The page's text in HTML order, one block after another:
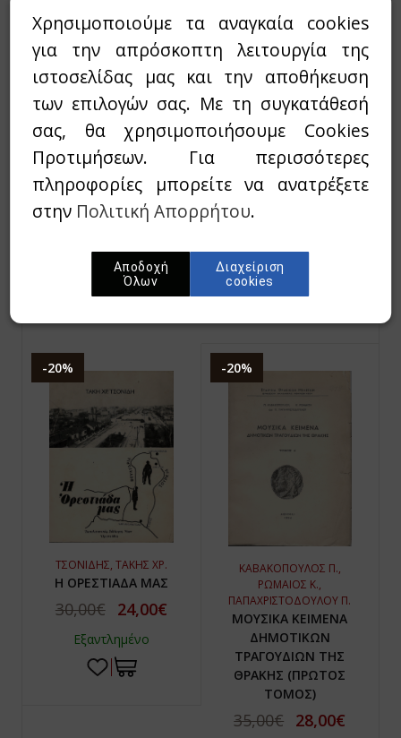
ΠΑΠΑΔΟΠΟΥΛΟΣ,
ΣΤΡΑΤΗΣ
ΔΙΔΥΜΟΤΕΙΧΟ
ΙΣΤΟΡΙΑ - ΜΝΗΜΕΙΑ -
ΠΟΛΙΤΙΣΜΟΣ
37,00€ 29,60€
Εξαντλημένο
ΣΑΚΕΛΛΑΡΙΑΔΗΣ,
ΣΠΗΛΙΟΣ Χ.
ΠΟΛΕΙΣ ΚΑΙ ΘΕΣΜΙΑ
ΘΡΑΚΗΣ ΚΑΙ ΙΩΝΙΑΣ
ΕΝ ΤΗ ΑΡΧΑΙΟΤΗΤΙ
(ΠΡΩΤΟΣ ΤΟΜΟΣ)
ΜΕΤΑ ΓΕΩΓΡΑΦΙΚΗΣ
ΚΑΙ ΙΣΤΟΡΙΚΗΣ
ΕΠΙΣΚΟΠΗΣΕΩΣ ΚΑΙ
ΠΑΡΑΡΤΗΜΑΤΟΣ
ΤΩΝ ΚΥΡΙΩΤΕΡΩΝ
45,00€ 36,00€
Εξαντλημένο
-20%
ΤΣΟΝΙΔΗΣ, ΤΑΚΗΣ ΧΡ.
Η ΟΡΕΣΤΙΑΔΑ ΜΑΣ
30,00€ 24,00€
Εξαντλημένο
-20%
ΚΑΒΑΚΟΠΟΥΛΟΣ Π.,
ΡΩΜΑΙΟΣ Κ.,
ΠΑΠΑΧΡΙΣΤΟΔΟΥΛΟΥ Π.
ΜΟΥΣΙΚΑ ΚΕΙΜΕΝΑ
ΔΗΜΟΤΙΚΩΝ
ΤΡΑΓΟΥΔΙΩΝ ΤΗΣ
ΘΡΑΚΗΣ (ΠΡΩΤΟΣ
ΤΟΜΟΣ)
35,00€ 28,00€
Χρησιμοποιούμε τα αναγκαία cookies
για την απρόσκοπτη λειτουργία της
ιστοσελίδας μας και την αποθήκευση
των επιλογών σας. Με τη συγκατάθεσή
σας, θα χρησιμοποιήσουμε Cookies
Προτιμήσεων. Για περισσότερες
πληροφορίες μπορείτε να ανατρέξετε
στην Πολιτική Απορρήτου.
Αποδοχή
Όλων
Διαχείριση
cookies